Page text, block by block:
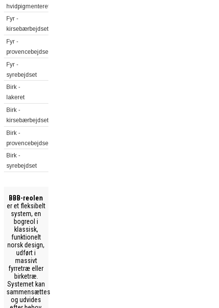
hvidpigmenteret
Fyr -
kirsebærbejdset
Fyr -
provencebejdset
Fyr -
syrebejdset
Birk -
lakeret
Birk -
kirsebærbejdset
Birk -
provencebejdset
Birk -
syrebejdset
BBB-reolen
er et fleksibelt
system, en
bogreol i
klassisk,
funktionelt
norsk design,
udført i
massivt
fyrretræ eller
birketræ.
Systemet kan
sammensættes
og udvides